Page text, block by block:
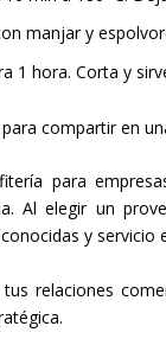
manjar y
1 hora. Corta y
compartir en
para
Al elegir un
y servicio
tus relaciones